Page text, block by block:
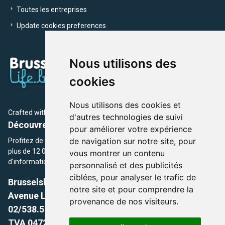
Nous utilisons des
cookies
Nous utilisons des cookies et
d'autres technologies de suivi
pour améliorer votre expérience
de navigation sur notre site, pour
vous montrer un contenu
personnalisé et des publicités
ciblées, pour analyser le trafic de
notre site et pour comprendre la
provenance de nos visiteurs.
Toutes les entreprises
Update cookies preferences
Crafted with by Brusselslife Team
Découvrez plus de 12 000 adresses et événements
Profitez de toutes les sections de BrusselsLife.be et découvrez
plus de 12 000 adresses et un grand choix d'événements,
d'informations et de conseils et astuces de notre écriture.
Brusselslife.be
Avenue Louise, 500 -1050 Ixelles, Brussels,
02/538.51.49.
TVA 0472.281.221